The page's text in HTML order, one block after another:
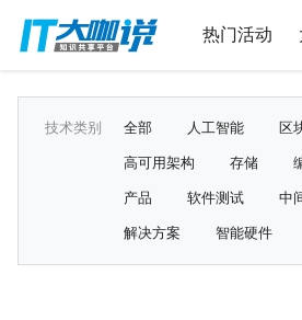
热门活动
技术类别 全部 人工智能 区
高可用架构 存储
产品 软件测试 中
解决方案 智能硬件